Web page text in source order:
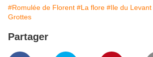
#Romulée de Florent #La flore #Ile du Levant
Grottes
Partager